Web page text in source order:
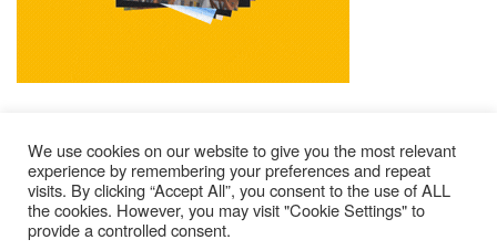
Impressum Kontakt
Alle Ausgaben Lesen
POLY Abonnieren
We use cookies on our website to give you the most relevant
experience by remembering your preferences and repeat
visits. By clicking “Accept All”, you consent to the use of ALL
the cookies. However, you may visit "Cookie Settings" to
provide a controlled consent.